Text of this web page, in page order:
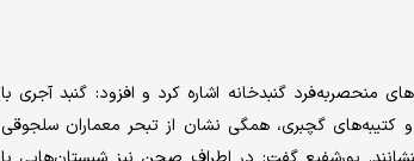
منحصربه‌فرد گنبدخانه اشاره کرد و افزود: گنبد آجری با
و کتیبه‌های گچبری، همگی نشان از تبحر معماران سلجوقی